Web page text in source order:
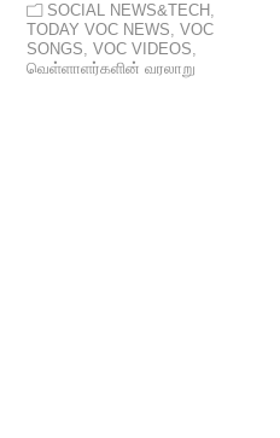
SOCIAL NEWS&TECH ,
TODAY VOC NEWS,VOC
SONGS,VOC VIDEOS,
வெள்ளாளர்களின் வரலாறு